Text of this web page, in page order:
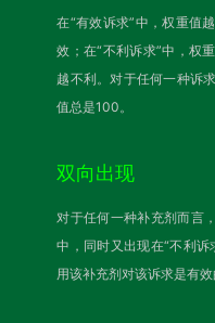
在“有效诉求”中，权重值
效；在“不利诉求”中，权
越不利。对于任何一种诉
值总是100。
双向出现
对于任何一种补充剂而言
中，同时又出现在“不利
用该补充剂对该诉求是有